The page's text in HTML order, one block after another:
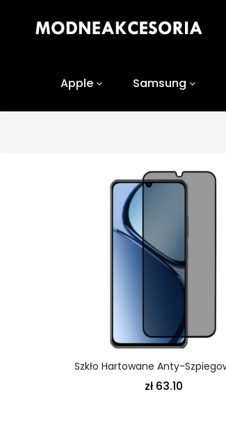
Apple Samsung
zł 63.10